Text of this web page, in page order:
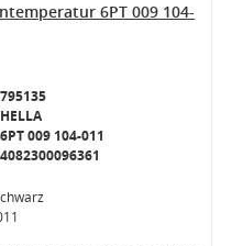
6PT 009 104-
795135
HELLA
6PT 009 104-011
4082300096361